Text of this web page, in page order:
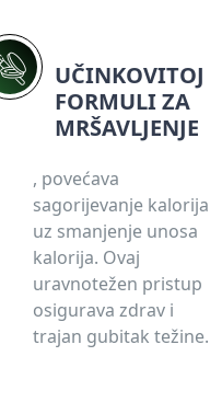
UČINKOVITOJ
FORMULI ZA
MRŠAVLJENJE
, povećava
sagorijevanje kalorija
uz smanjenje unosa
kalorija. Ovaj
uravnotežen pristup
osigurava zdrav i
trajan gubitak težine.